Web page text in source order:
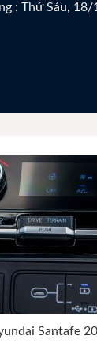
: Thứ Sáu,
Santafe